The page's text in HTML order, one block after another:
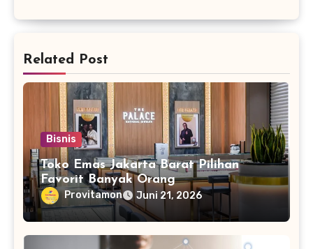
Related Post
Bisnis
Toko Emas Jakarta Barat Pilihan
Favorit Banyak Orang
Provitamon Juni 21, 2026